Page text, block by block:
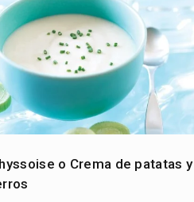
o Crema de patatas y